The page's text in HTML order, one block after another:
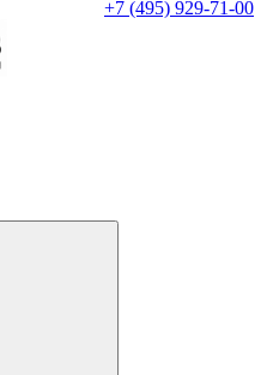
+7 (495) 929-71-00